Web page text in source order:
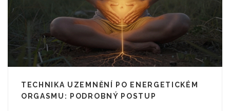
TECHNIKA UZEMNĚNÍ PO ENERGETICKÉM
ORGASMU: PODROBNÝ POSTUP